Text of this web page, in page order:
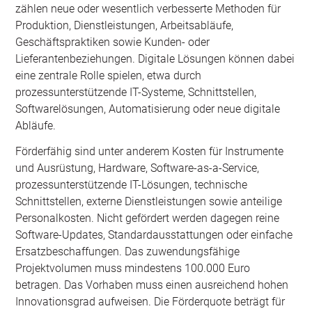
zählen neue oder wesentlich verbesserte Methoden für
Produktion, Dienstleistungen, Arbeitsabläufe,
Geschäftspraktiken sowie Kunden- oder
Lieferantenbeziehungen. Digitale Lösungen können dabei
eine zentrale Rolle spielen, etwa durch
prozessunterstützende IT-Systeme, Schnittstellen,
Softwarelösungen, Automatisierung oder neue digitale
Abläufe.
Förderfähig sind unter anderem Kosten für Instrumente
und Ausrüstung, Hardware, Software-as-a-Service,
prozessunterstützende IT-Lösungen, technische
Schnittstellen, externe Dienstleistungen sowie anteilige
Personalkosten. Nicht gefördert werden dagegen reine
Software-Updates, Standardausstattungen oder einfache
Ersatzbeschaffungen. Das zuwendungsfähige
Projektvolumen muss mindestens 100.000 Euro
betragen. Das Vorhaben muss einen ausreichend hohen
Innovationsgrad aufweisen. Die Förderquote beträgt für